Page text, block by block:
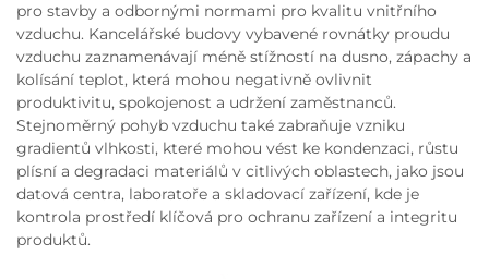
pro stavby a odbornými normami pro kvalitu vnitřního
vzduchu. Kancelářské budovy vybavené rovnátky proudu
vzduchu zaznamenávají méně stížností na dusno, zápachy a
kolísání teplot, která mohou negativně ovlivnit
produktivitu, spokojenost a udržení zaměstnanců.
Stejnoměrný pohyb vzduchu také zabraňuje vzniku
gradientů vlhkosti, které mohou vést ke kondenzaci, růstu
plísní a degradaci materiálů v citlivých oblastech, jako jsou
datová centra, laboratoře a skladovací zařízení, kde je
kontrola prostředí klíčová pro ochranu zařízení a integritu
produktů.